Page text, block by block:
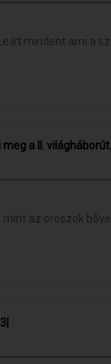
Le írt mindent ami a
a II.
az oroszok